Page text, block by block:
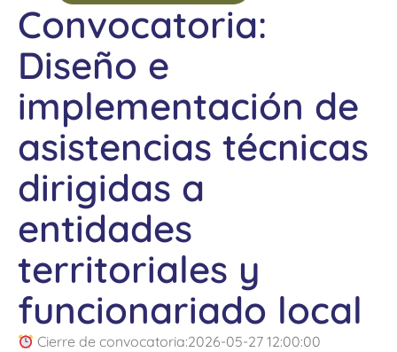
Convocatoria:
Diseño e
implementación de
asistencias técnicas
dirigidas a
entidades
territoriales y
funcionariado local
Cierre de convocatoria:2026-05-27 12:00:00